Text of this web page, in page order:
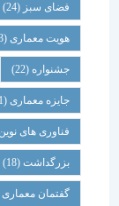
فضای سبز(24)
هویت معماری (23)
جشنواره(22)
جایزه معماری (21)
فناوری های نوین
بزرگداشت (18)
گفتمان معماری (17)